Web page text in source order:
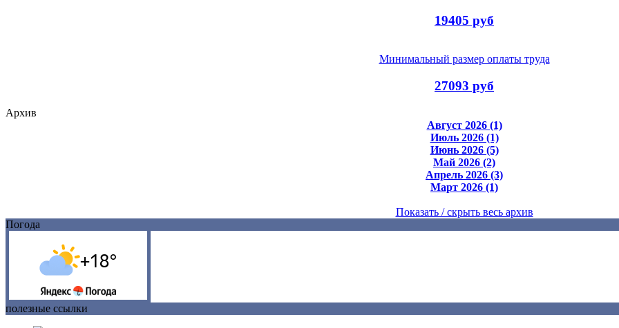
19405 руб
Минимальный размер оплаты труда
27093 руб
Архив
Август 2026 (1)
Июль 2026 (1)
Июнь 2026 (5)
Май 2026 (2)
Апрель 2026 (3)
Март 2026 (1)
Показать / скрыть весь архив
Погода
полезные ссылки